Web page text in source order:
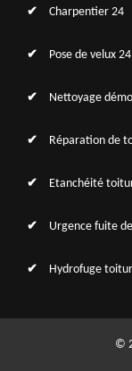
Charpentier 24
Pose de velux 24
Nettoyage
Réparation de
Etanchéité
Urgence fuite
Hydrofuge
©